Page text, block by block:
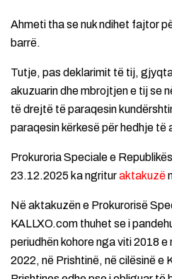
Ahmeti tha se nuk ndihet fajtor
barrë.
Tutje, pas deklarimit të tij,
akuzuarin dhe mbrojtjen e tij se
të drejtë të paraqesin
paraqesin kërkesë për hedhje të
Prokuroria Speciale e
23.12.2025 ka ngrituraktakuzë
Në aktakuzën e Prokurorisë
KALLXO.com thuhet se i
periudhën kohore nga viti 2018 e
2022, në Prishtinë, në cilësinë e